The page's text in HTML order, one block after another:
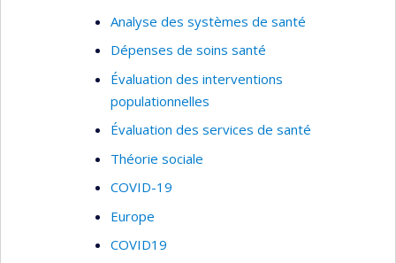
Analyse des systèmes de santé
Dépenses de soins santé
Évaluation des interventions
populationnelles
Évaluation des services de santé
Théorie sociale
COVID-19
Europe
COVID19